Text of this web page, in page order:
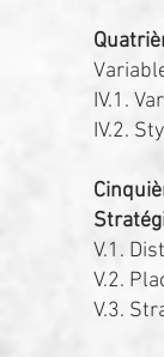
IV.1.
IV.2.
V.1.
V.2.
V.3.